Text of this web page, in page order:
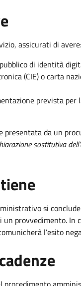
assicurati di avere:
di identità
(CIE) o carta
prevista per
presentata da un
sostitutiva
si
un provvedimento. In
l’esito